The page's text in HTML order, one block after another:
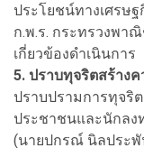
ประโยชน์ทางเศรษ
ก.พ.ร. กระทรวงพา
เกี่ยวข้องดำเนินการ
5. ปราบทุจริตสร้าง
ปราบปรามการทุจริ
ประชาชนและนักลง
(นายปกรณ์ นิลประพั